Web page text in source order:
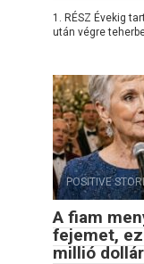
1. RÉSZ Évekig
után végre
POSITIVE
A fiam
fejemet,
millió